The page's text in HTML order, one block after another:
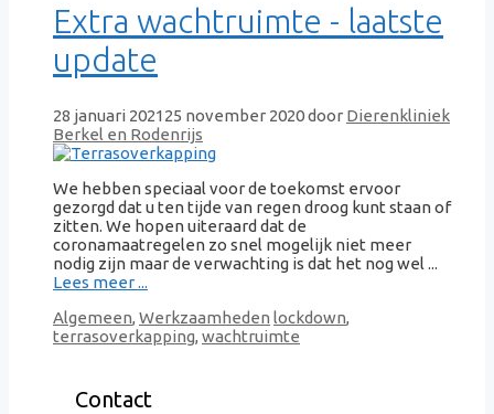
Extra wachtruimte - laatste
update
28 januari 202125 november 2020door Dierenkliniek
Berkel en Rodenrijs
We hebben speciaal voor de toekomst ervoor
gezorgd dat u ten tijde van regen droog kunt staan of
zitten. We hopen uiteraard dat de
coronamaatregelen zo snel mogelijk niet meer
nodig zijn maar de verwachting is dat het nog wel ...
Lees meer ...
Categorieën
Algemeen, Werkzaamheden Tags
lockdown,
terrasoverkapping, wachtruimte
Contact